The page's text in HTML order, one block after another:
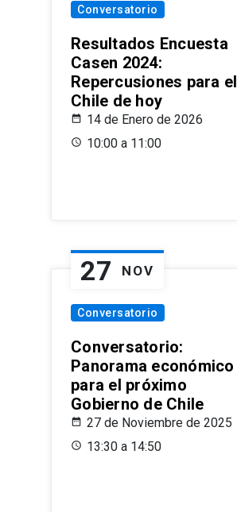
Conversatorio
Resultados Encuesta
Casen 2024:
Repercusiones para el
Chile de hoy
14 de Enero de 2026
10:00 a 11:00
27 NOV
Conversatorio
Conversatorio:
Panorama económico
para el próximo
Gobierno de Chile
27 de Noviembre de 2025
13:30 a 14:50